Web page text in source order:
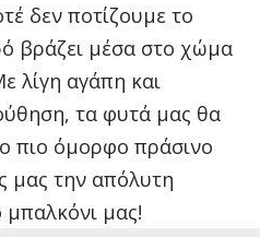
δεν ποτίζουμε το
βράζει μέσα στο χώμα
λίγη αγάπη και
τα φυτά μας θα
πιο όμορφο πράσινο
μας την απόλυτη
μπαλκόνι μας!